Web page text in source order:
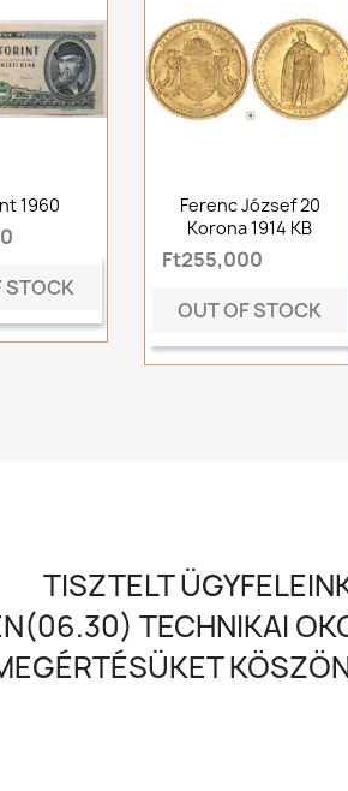
1960
STOCK
Ferenc József 20
Korona 1914 KB
Ft255,000
OUT OF STOCK
TISZTELT
TECHNIKAI